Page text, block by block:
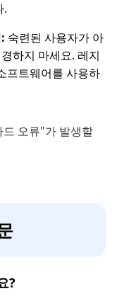
.
숙련된 사용자가 아
하지 마세요. 레지
프트웨어를 사용하
오류"가 발생할
?